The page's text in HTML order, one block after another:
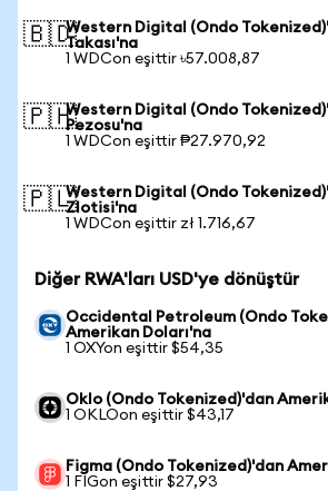
🇧🇩Western Digital (Ondo
Takası'na
1 WDCon eşittir ৳57.008,87
🇵🇭Western Digital (Ondo
Pezosu'na
1 WDCon eşittir ₱27.970,92
🇵🇱Western Digital (Ondo
Zlotisi'na
1 WDCon eşittir zł 1.716,67
Diğer RWA'ları USD'ye dönüştür
Occidental Petroleum (Ondo
Amerikan Doları'na
1 OXYon eşittir $54,35
Oklo (Ondo Tokenized)'dan
1 OKLOon eşittir $43,17
Figma (Ondo Tokenized)'dan
1 FIGon eşittir $27,93